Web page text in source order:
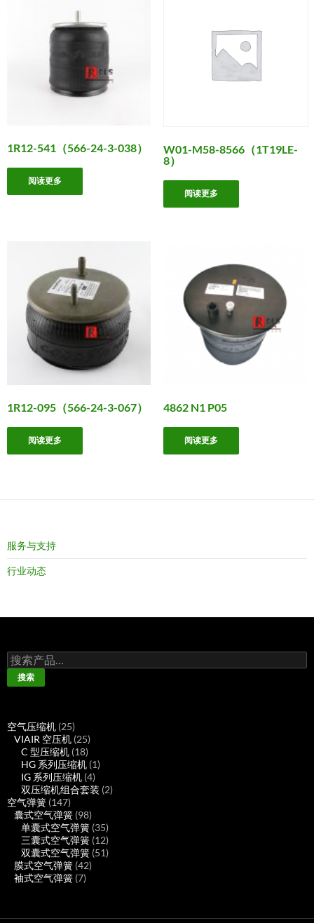
1R12-541（566-24-3-038）
阅读更多
W01-M58-8566（1T19LE-
8）
阅读更多
1R12-095（566-24-3-067）
阅读更多
4862 N1 P05
阅读更多
服务与支持
行业动态
搜
索：
搜索
空气压缩机 2525
个
产
品
VIAIR 空压机 2525
个
产
品
C 型压缩机 1818
个
产
品
HG 系列压缩机 11
产
IG 系列压缩机 44
个
双压缩机组合套装 22
空气弹簧 147147
个
产
品
囊式空气弹簧 9898
个
产
品
单囊式空气弹簧 3535
个
产
三囊式空气弹簧 1212
个
双囊式空气弹簧 5151
膜式空气弹簧 4242
袖式空气弹簧 77